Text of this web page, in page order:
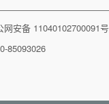
网安备 11040102700091号
85093026